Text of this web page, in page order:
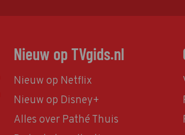
Nieuw op TVgids.nl
Nieuw op Netflix
Nieuw op Disney+
Alles over Pathé Thuis